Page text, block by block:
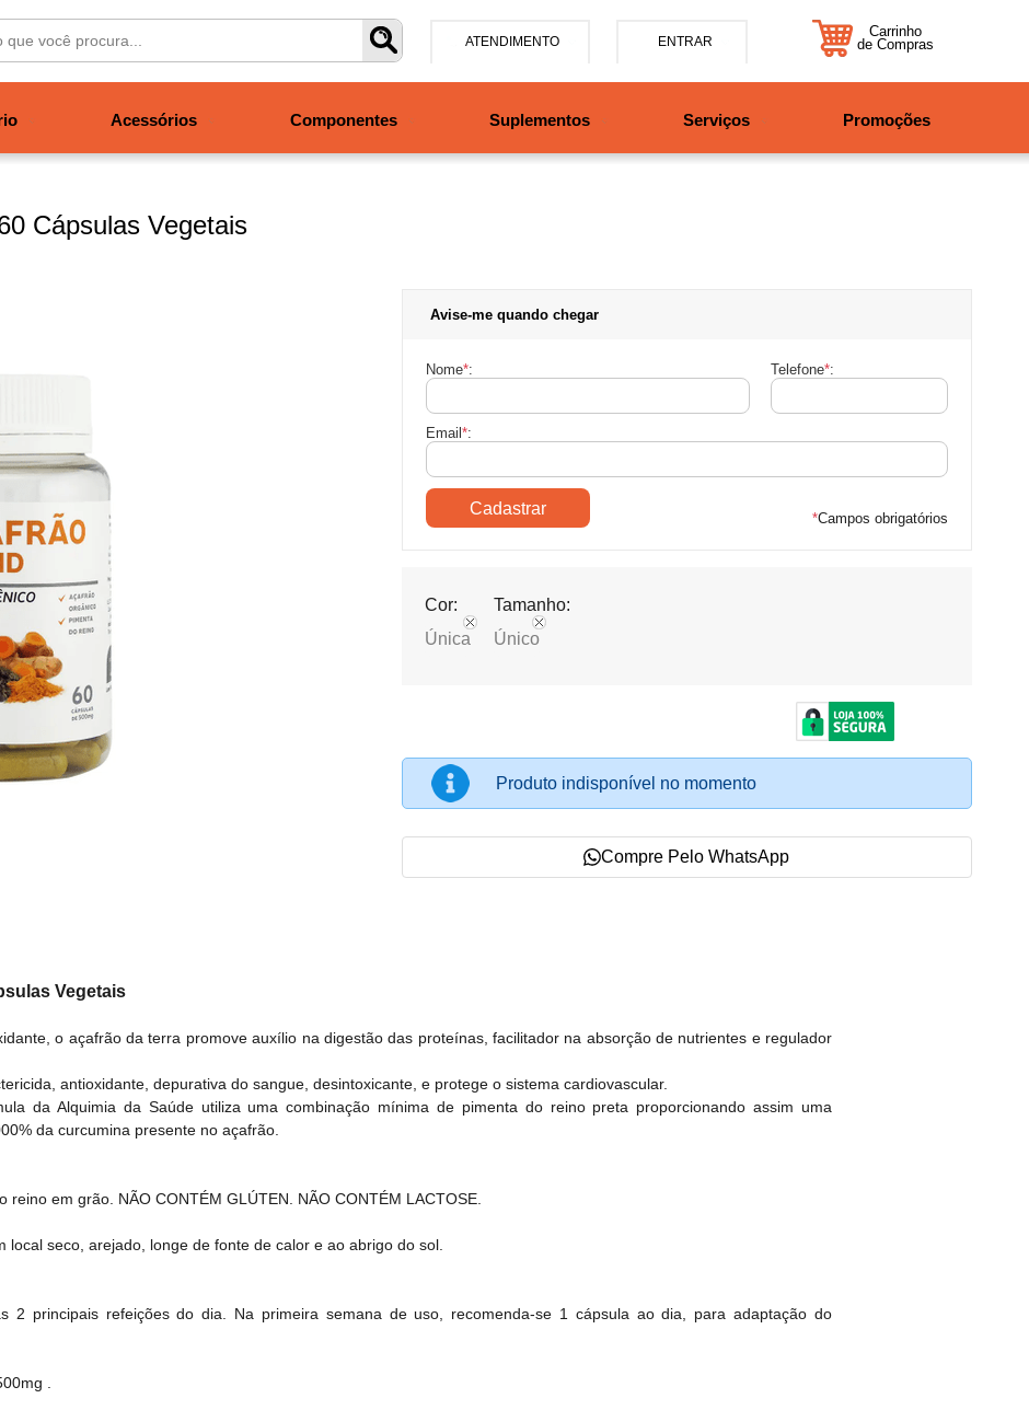
ATENDIMENTO
47997708525
ENTRAR
Carrinho
de Compras
Acessórios Componentes Suplementos Serviços Promoções
Cápsulas Vegetais
Avise-me quando chegar
Nome*: Telefone*:
Email *:
*Campos obrigatórios
Cor:
Única
Tamanho:
Único
Produto indisponível no momento
Compre Pelo WhatsApp
Vegetais
o açafrão da terra promove auxílio na digestão das proteínas, facilitador na absorção de nutrientes e regulador
antioxidante, depurativa do sangue, desintoxicante, e protege o sistema cardiovascular.
da Alquimia da Saúde utiliza uma combinação mínima de pimenta do reino preta proporcionando assim uma
da curcumina presente no açafrão.
reino em grão. NÃO CONTÉM GLÚTEN. NÃO CONTÉM LACTOSE.
local seco, arejado, longe de fonte de calor e ao abrigo do sol.
2 principais refeições do dia. Na primeira semana de uso, recomenda-se 1 cápsula ao dia, para adaptação do
.